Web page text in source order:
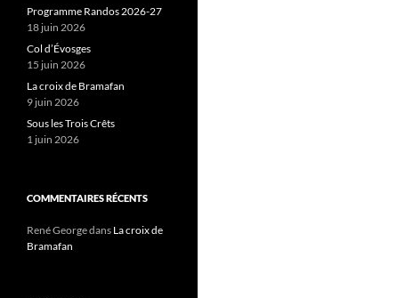
Programme Randos 2026-27
18 juin 2026
Col d’Évosges
15 juin 2026
La croix de Bramafan
9 juin 2026
Sous les Trois Crêts
1 juin 2026
COMMENTAIRES RÉCENTS
René Georgedans La croix de
Bramafan